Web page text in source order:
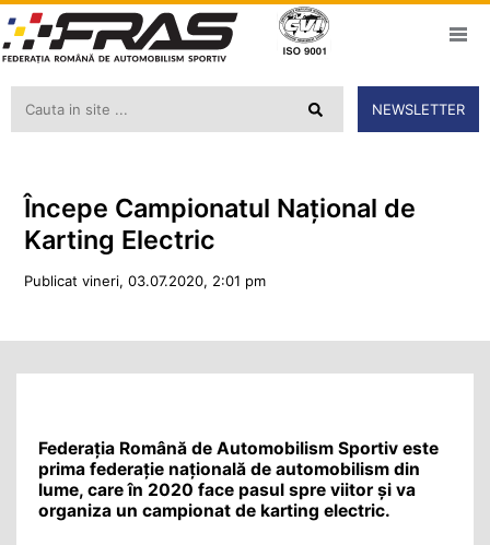
NEWSLETTER
Începe Campionatul Național de
Karting Electric
Publicat vineri, 03.07.2020, 2:01 pm
Federația Română de Automobilism Sportiv este
prima federație națională de automobilism din
lume, care în 2020 face pasul spre viitor și va
organiza un campionat de karting electric.